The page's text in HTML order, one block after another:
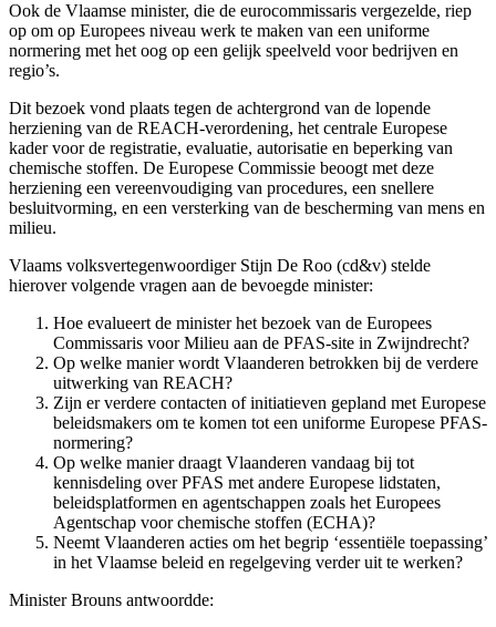
Ook de Vlaamse minister, die de eurocommissaris vergezelde, riep
op om op Europees niveau werk te maken van een uniforme
normering met het oog op een gelijk speelveld voor bedrijven en
regio’s.
Dit bezoek vond plaats tegen de achtergrond van de lopende
herziening van de REACH-verordening, het centrale Europese
kader voor de registratie, evaluatie, autorisatie en beperking van
chemische stoffen. De Europese Commissie beoogt met deze
herziening een vereenvoudiging van procedures, een snellere
besluitvorming, en een versterking van de bescherming van mens en
milieu.
Vlaams volksvertegenwoordiger Stijn De Roo (cd&v) stelde
hierover volgende vragen aan de bevoegde minister:
Hoe evalueert de minister het bezoek van de Europees
Commissaris voor Milieu aan de PFAS-site in Zwijndrecht?
Op welke manier wordt Vlaanderen betrokken bij de verdere
uitwerking van REACH?
Zijn er verdere contacten of initiatieven gepland met Europese
beleidsmakers om te komen tot een uniforme Europese PFAS-
normering?
Op welke manier draagt Vlaanderen vandaag bij tot
kennisdeling over PFAS met andere Europese lidstaten,
beleidsplatformen en agentschappen zoals het Europees
Agentschap voor chemische stoffen (ECHA)?
Neemt Vlaanderen acties om het begrip ‘essentiële toepassing’
in het Vlaamse beleid en regelgeving verder uit te werken?
Minister Brouns antwoordde: